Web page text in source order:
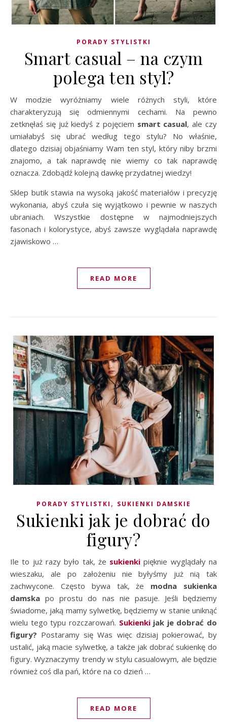
PORADY STYLISTKI
Smart casual – na czym
polega ten styl?
W modzie wyróżniamy wiele różnych styli, które
charakteryzują się odmiennymi cechami. Na pewno
zetknęłaś się już kiedyś z pojęciem smart casual, ale czy
umiałabyś się ubrać według tego stylu? No właśnie,
dlatego dzisiaj objaśniamy Wam ten styl, który niby brzmi
znajomo, a tak naprawdę nie wiemy co tak naprawdę
oznacza. Zdobądź kolejną dawkę przydatnej wiedzy!
Sklep butik stawia na wysoką jakość materiałów i precyzję
wykonania, abyś czuła się wyjątkowo i pewnie w naszych
ubraniach. Wszystkie dostępne w najmodniejszych
fasonach i kolorystyce, abyś zawsze wyglądała naprawdę
zjawiskowo …
READ MORE
PORADY STYLISTKI , SUKIENKI DAMSKIE
Sukienki jak je dobrać do
figury?
Ile to już razy było tak, że sukienki pięknie wyglądały na
wieszaku, ale po założeniu nie byłyśmy już nią tak
zachwycone. Często bywa tak, że modna
sukienka
damska po prostu do nas nie pasuje. Jeśli będziemy
świadome, jaką mamy sylwetkę, będziemy w stanie uniknąć
wielu tego typu rozczarowań. Sukienkijak je dobrać do
figury? Postaramy się Was więc dzisiaj pokierować, by
ustalić, jaką macie sylwetkę, a także jak dobrać sukienkę do
figury. Wyznaczymy trendy w stylu casualowym, ale będzie
również coś dla pań, które na co dzień …
READ MORE